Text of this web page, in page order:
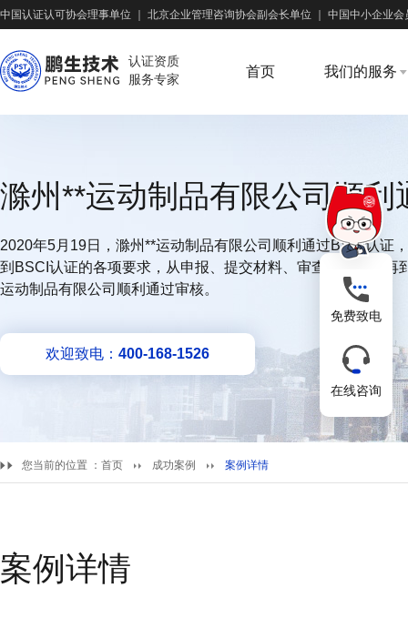
中国认证认可协会理事单位 北京企业管理咨询协会副会长单位 中国中小企业会
认证资质
服务专家
首页 我们的服务
滁州**运动制品有限公司顺利
2020年5月19日，滁州**运动制品有限公司顺利通过BSCI认证
到BSCI认证的各项要求，从申报、提交材料、审查、认定，
运动制品有限公司顺利通过审核。
欢迎致电： 400-168-1526
您当前的位置 ： 首页 成功案例 案例详情
案例详情
免费致电
在线咨询